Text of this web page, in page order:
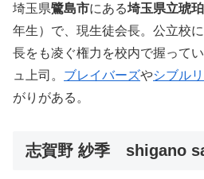
埼玉県鷺島市にある埼玉県立琥
年生）で、現生徒会長。公立校
長をも凌ぐ権力を校内で握って
ュ上司。 ブレイバーズやシブル
がりがある。
志賀野 紗季 shigano